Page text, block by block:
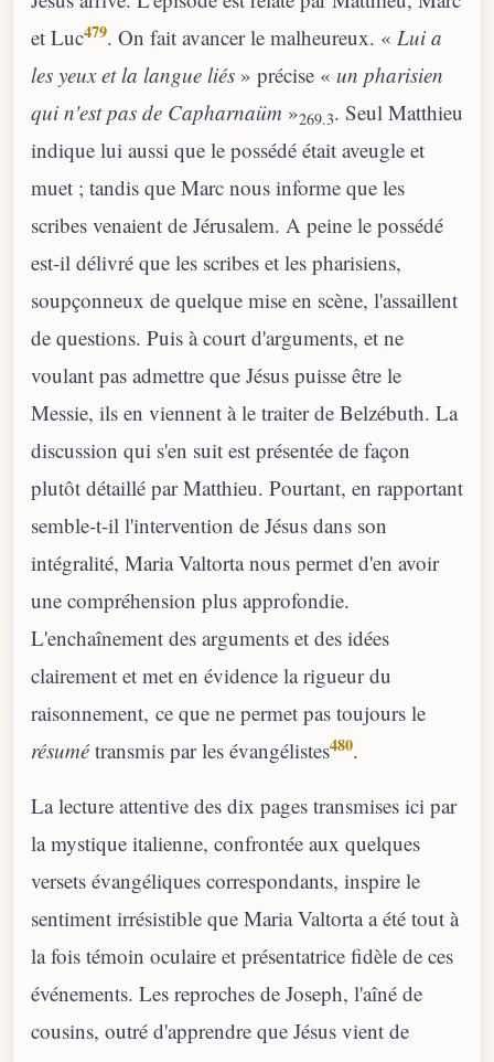
et Luc479. On fait avancer le malheureux. « Lui a
les yeux et la langue liés » précise « un pharisien
qui n'est pas de Capharnaüm »269.3. Seul Matthieu
indique lui aussi que le possédé était aveugle et
muet ; tandis que Marc nous informe que les
scribes venaient de Jérusalem. A peine le possédé
est-il délivré que les scribes et les pharisiens,
soupçonneux de quelque mise en scène, l'assaillent
de questions. Puis à court d'arguments, et ne
voulant pas admettre que Jésus puisse être le
Messie, ils en viennent à le traiter de Belzébuth. La
discussion qui s'en suit est présentée de façon
plutôt détaillé par Matthieu. Pourtant, en rapportant
semble-t-il l'intervention de Jésus dans son
intégralité, Maria Valtorta nous permet d'en avoir
une compréhension plus approfondie.
L'enchaînement des arguments et des idées
clairement et met en évidence la rigueur du
raisonnement, ce que ne permet pas toujours le
résumétransmis par les évangélistes480.
La lecture attentive des dix pages transmises ici par
la mystique italienne, confrontée aux quelques
versets évangéliques correspondants, inspire le
sentiment irrésistible que Maria Valtorta a été tout à
la fois témoin oculaire et présentatrice fidèle de ces
événements. Les reproches de Joseph, l'aîné de
cousins, outré d'apprendre que Jésus vient de